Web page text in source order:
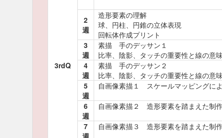
3rdQ
2
週
造形要素の理解
球、円柱、円錐の立体表現
回転体作成プリント
3
週
素描 手のデッサン１
比率、陰影、タッチの重要性と線の意
4
週
素描 手のデッサン２
比率、陰影、タッチの重要性と線の
5
週
自画像素描１ スケールマッピングに
6
週
自画像素描２ 造形要素を踏まえた制
7
週
自画像素描３ 造形要素を踏まえた制